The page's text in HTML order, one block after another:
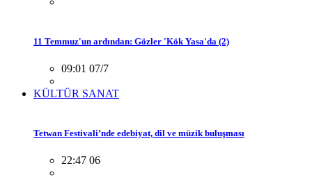
11 Temmuz'un ardından: Gözler 'Kök Yasa'da (2)
09:01 07/7
KÜLTÜR SANAT
Tetwan Festivali’nde edebiyat, dil ve müzik buluşması
22:47 06